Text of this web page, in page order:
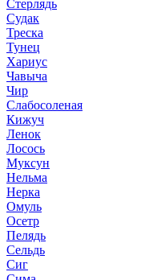
Стерлядь
Судак
Треска
Тунец
Хариус
Чавыча
Чир
Слабосоленая
Кижуч
Ленок
Лосось
Муксун
Нельма
Нерка
Омуль
Осетр
Пелядь
Сельдь
Сиг